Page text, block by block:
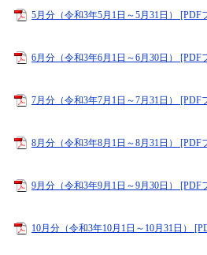
5月分（令和3年5月1日～5月31日） [PDF
6月分（令和3年6月1日～6月30日） [PDF
7月分（令和3年7月1日～7月31日） [PDF
8月分（令和3年8月1日～8月31日） [PDF
9月分（令和3年9月1日～9月30日） [PDF
10月分（令和3年10月1日～10月31日）